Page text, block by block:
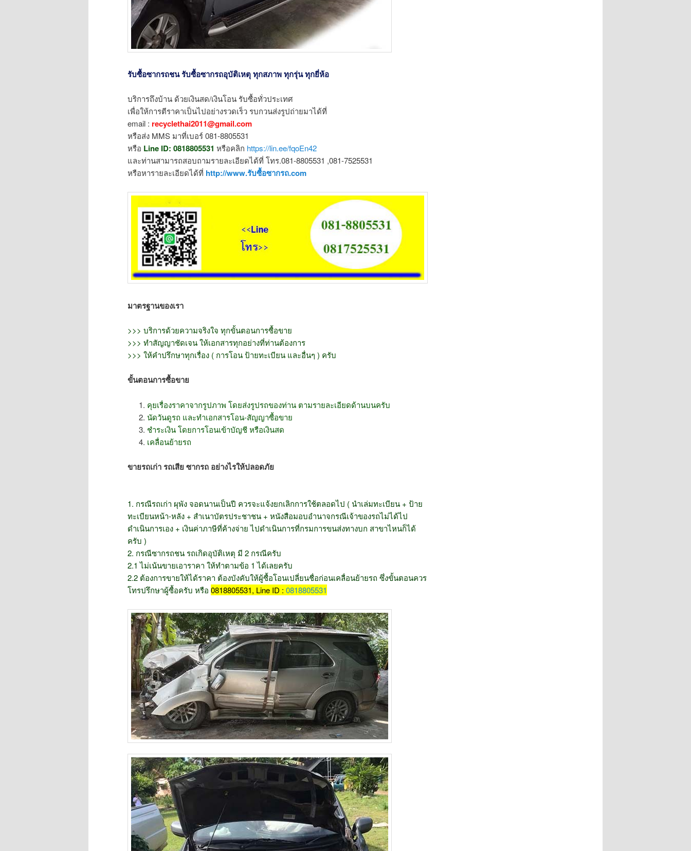
รับซื้อซากรถชน รับซื้อซากรถอุบัติเหตุ ทุกสภาพ ทุกรุ่น ทุกยี่ห้อ
บริการถึงบ้าน ด้วยเงินสด/เงินโอน รับซื้อทั่วประเทศ
เพื่อให้การตีราคาเป็นไปอย่างรวดเร็ว รบกวนส่งรูปถ่ายมาได้ที่
email : recyclethai2011@gmail.com
หรือส่ง MMS มาที่เบอร์ 081-8805531
หรือ Line ID: 0818805531 หรือคลิก https://lin.ee/fqoEn42
และท่านสามารถสอบถามรายละเอียดได้ที่ โทร.081-8805531 ,081-7525531
หรือหารายละเอียดได้ที่ http://www.รับซื้อซากรถ.com
มาตรฐานของเรา
>>> บริการด้วยความจริงใจ ทุกขั้นตอนการซื้อขาย
>>> ทำสัญญาชัดเจน ให้เอกสารทุกอย่างที่ท่านต้องการ
>>> ให้คำปรึกษาทุกเรื่อง ( การโอน ป้ายทะเบียน และอื่นๆ ) ครับ
ขั้นตอนการซื้อขาย
คุยเรื่องราคาจากรูปภาพ โดยส่งรูปรถของท่าน ตามรายละเอียดด้านบนครับ
นัดวันดูรถ และทำเอกสารโอน-สัญญาซื้อขาย
ชำระเงิน โดยการโอนเข้าบัญชี หรือเงินสด
เคลื่อนย้ายรถ
ขายรถเก่า รถเสีย ซากรถ อย่างไรให้ปลอดภัย
1. กรณีรถเก่า ผุพัง จอดนานเป็นปี ควรจะแจ้งยกเลิกการใช้ตลอดไป ( นำเล่มทะเบียน + ป้าย
ทะเบียนหน้า-หลัง + สำเนาบัตรประชาชน + หนังสือมอบอำนาจกรณีเจ้าของรถไม่ได้ไป
ดำเนินการเอง + เงินค่าภาษีที่ค้างจ่าย ไปดำเนินการที่กรมการขนส่งทางบก สาขาไหนก็ได้
ครับ )
2. กรณีซากรถชน รถเกิดอุบัติเหตุ มี 2 กรณีครับ
2.1 ไม่เน้นขายเอาราคา ให้ทำตามข้อ 1 ได้เลยครับ
2.2 ต้องการขายให้ได้ราคา ต้องบังคับให้ผู้ซื้อโอนเปลี่ยนชื่อก่อนเคลื่อนย้ายรถ ซึ่งขั้นตอนควร
โทรปรึกษาผู้ซื้อครับ หรือ 0818805531, Line ID : 0818805531